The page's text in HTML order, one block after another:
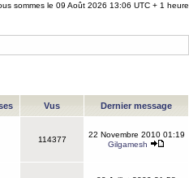
sommes le 09 Août 2026 13:06 UTC + 1 heure
Vus Dernier message
114377
22 Novembre 2010 01:19
Gilgamesh